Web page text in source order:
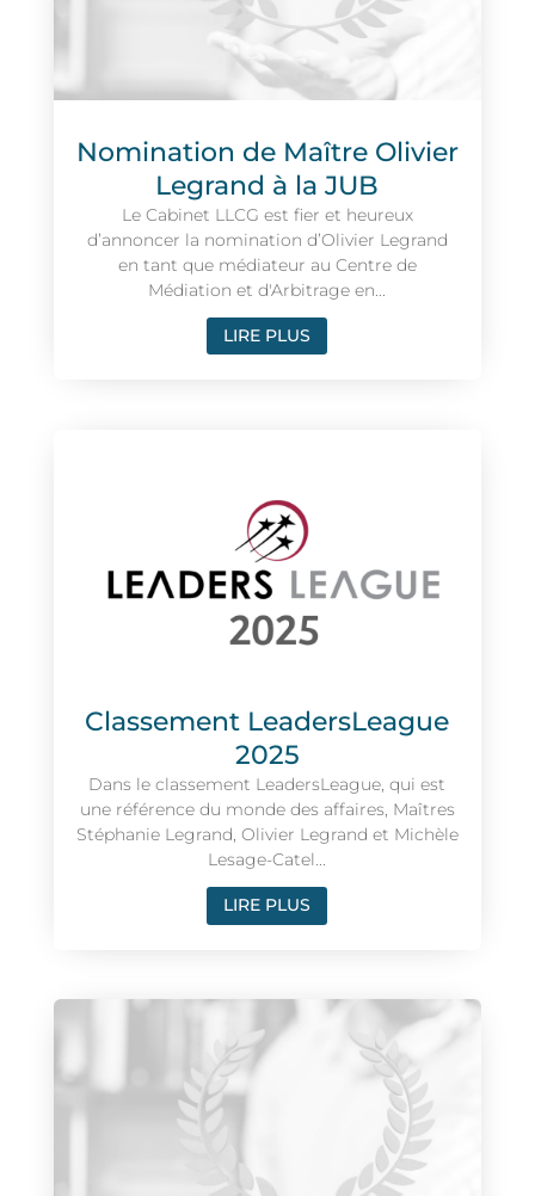
Nomination de Maître Olivier
Legrand à la JUB
Le Cabinet LLCG est fier et heureux
d’annoncer la nomination d’Olivier Legrand
en tant que médiateur au Centre de
Médiation et d'Arbitrage en...
LIRE PLUS
Classement LeadersLeague
2025
Dans le classement LeadersLeague, qui est
une référence du monde des affaires, Maîtres
Stéphanie Legrand, Olivier Legrand et Michèle
Lesage-Catel...
LIRE PLUS